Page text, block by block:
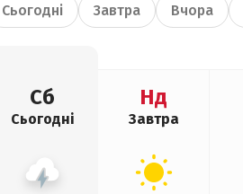
Сьогодні Завтра Вчора
Сб
Сьогодні
Нд
Завтра